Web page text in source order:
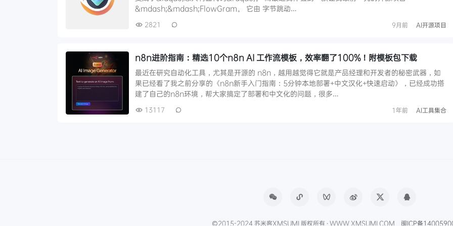
&mdash;&mdash;FlowGram。 它由 字节跳动…
2821 9月前 AI开源项目
n8n进阶指南：精选10个n8n AI 工作流模板，效率翻了100%！附模板包下载
最近在研究自动化工具，尤其是开源的 n8n，越用越觉得它就是产品经理和开发者的秘密武器，如
果已经看了我之前分享的《n8n新手入门指南：5分钟本地部署+中文汉化+快速启动》，已经成功搭
建了自己的n8n环境，帮大家搞定了部署和中文化的问题，很多…
13117 1年前 AI工具集合
©2015-2024 苏米客XMSUMI 版权所有 · WWW.XMSUMI.COM 闽ICP备